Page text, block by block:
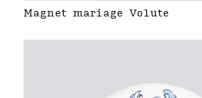
Magnet mariage Volute